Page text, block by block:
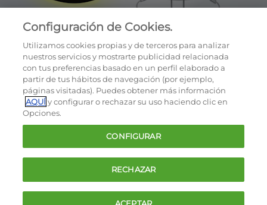
Cookies
Política de privacidad
Términos y condiciones de la oferta
Contacto
FAQ
Configuración de Cookies.
Utilizamos cookies propias y de terceros para analizar
nuestros servicios y mostrarte publicidad relacionada
con tus preferencias basado en un perfil elaborado a
partir de tus hábitos de navegación (por ejemplo,
páginas visitadas). Puedes obtener más información
AQUÍy configurar o rechazar su uso haciendo clic en
Opciones.
CONFIGURAR
RECHAZAR